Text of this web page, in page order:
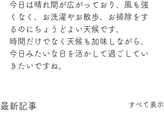
今日は晴れ間が広がっており、風も強
くなく、お洗濯やお散歩、お掃除をす
るのにちょうどよい天候です。
時間だけでなく天候も加味しながら、
今日みたいな日を活かして過ごしてい
きたいですね。
最新記事 すべて表示